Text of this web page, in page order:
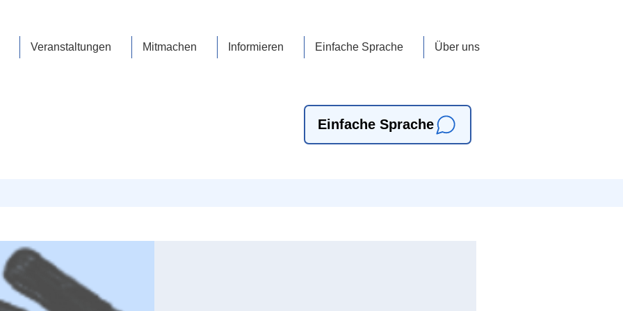
Veranstaltungen Mitmachen Informieren Einfache Sprache Über uns
Einfache Sprache